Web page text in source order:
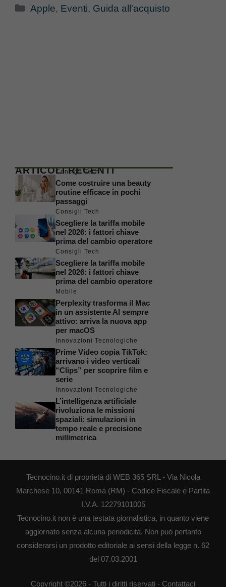
Categorie
Apple, Eventi, Guida all'acquisto
ARTICOLI RECENTI
Consigli Tech
Come costruire una beauty
routine efficace in pochi
passaggi
Consigli Tech
Scegliere la tariffa mobile
nel 2026: i fattori chiave
prima del cambio operatore
Consigli Tech
Scegliere la tariffa mobile
nel 2026: i fattori chiave
prima del cambio operatore
Mobile
Perplexity trasforma il Mac
in un assistente AI sempre
attivo: arriva la nuova app
per macOS
Innovazioni Tecnologiche
Prime Video copia TikTok:
arrivano i video verticali
“Clips” per scoprire film e
serie
Innovazioni Tecnologiche
L’intelligenza artificiale
rivoluziona le missioni
spaziali: simulazioni in
tempo reale e precisione
millimetrica
Tecnocino.it di proprietà di WEB 365 SRL - Via Nicola
Marchese 10, 00141 Roma (RM) - Codice Fiscale e Partita
I.V.A. 12279101005
Tecnocino.it non è una testata giornalistica, in quanto viene
aggiornato senza alcuna periodicità. Non può pertanto
considerarsi un prodotto editoriale ai sensi della legge n. 62
del 07.03.2001
Copyright ©2026 - Tutti i diritti riservati - Contattaci